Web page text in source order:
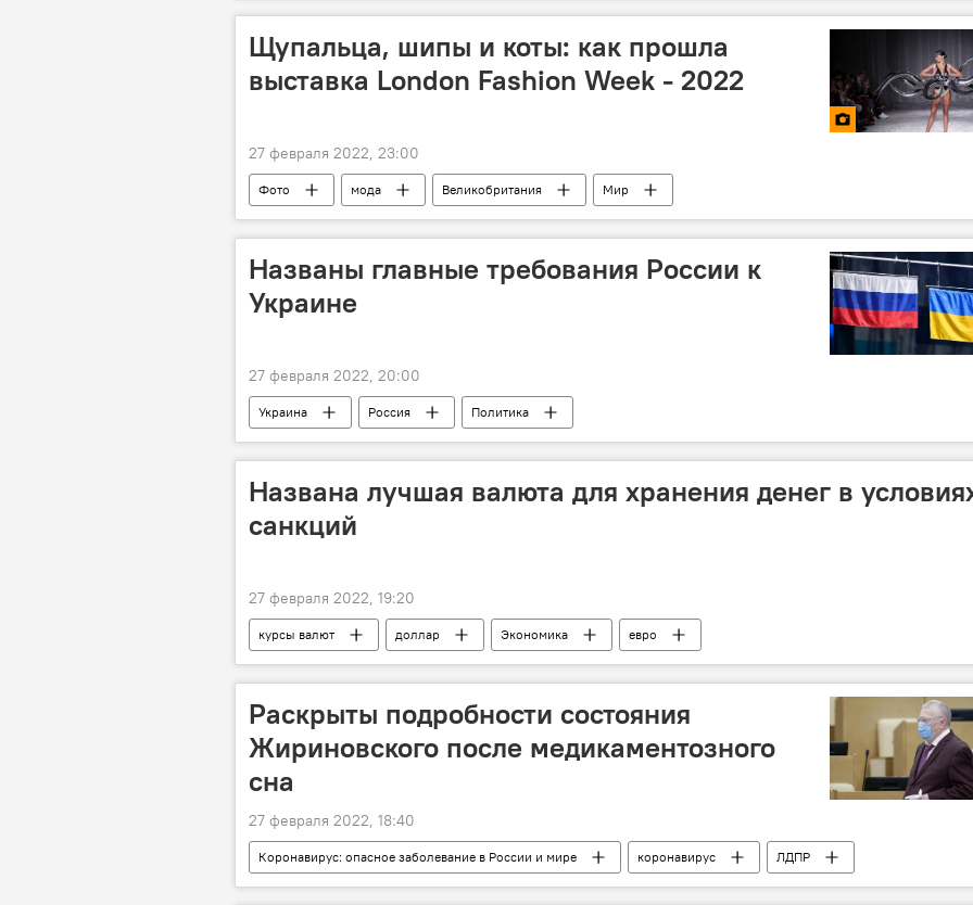
Щупальца, шипы и коты: как прошла
выставка London Fashion Week - 2022
27 февраля 2022, 23:00
Фото мода Великобритания Мир
Названы главные требования России к
Украине
27 февраля 2022, 20:00
Украина Россия
Политика
Спецоперация России по защите Донбасса: последние новости
Названа лучшая валюта для хранения денег в
санкций
27 февраля 2022, 19:20
курсы валют доллар Экономика евро
Раскрыты подробности состояния
Жириновского после медикаментозного
сна
27 февраля 2022, 18:40
Коронавирус: опасное заболевание в России и мире коронавирус
ЛДПР
Пальмира